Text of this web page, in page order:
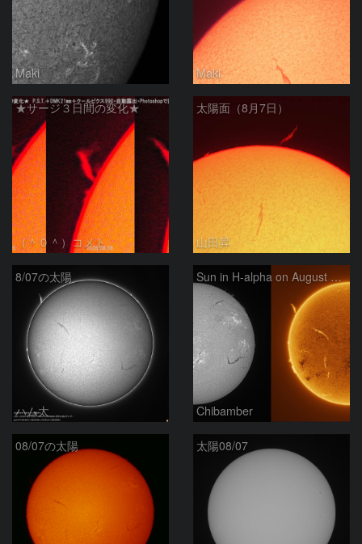
Maki Maki
★サージ３日間の変化★
（＾０＾）コメト
太陽面（8月7日）
山田昇
8/07の太陽
ハム太
Sun in H-alpha on August 7, 2026
Chibamber
08/07の太陽 太陽08/07